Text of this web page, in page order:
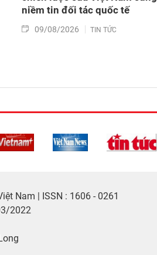
niềm tin đối tác quốc tế
09/08/2026 TIN TỨC
Nam | ISSN : 1606 - 0261
2022